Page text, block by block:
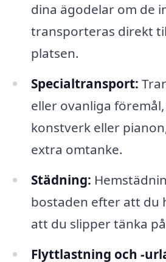
dina ägodelar om de
transporteras direkt
platsen.
Specialtransport:
eller ovanliga
konstverk eller
extra omtanke.
Städning:
bostaden efter att du
att du slipper tänka
Flyttlastning och -